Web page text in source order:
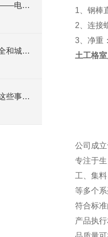
规范电气布线的基础保障——电工套管弯曲固定装置的施工标准化应用
标线厚度测定仪在交通安全和城市管理中具有重要作用
防水卷材测厚仪使用时有这些事项需要注意
1、钢棒
2、连接
3、净重
土工格
公司成
专注于
工、集
等多个
符合标
产品执